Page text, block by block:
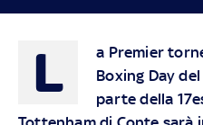
L
a Premier
Boxing Day
parte della